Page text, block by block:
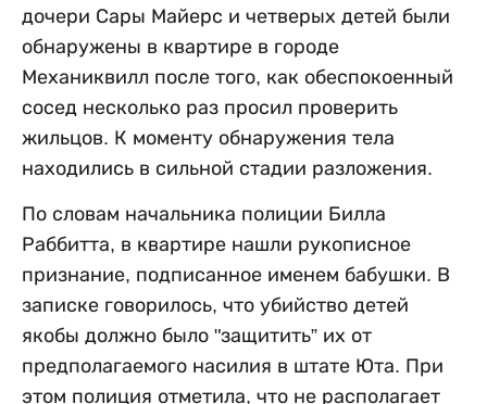
дочери Сары Майерс и четверых детей были
обнаружены в квартире в городе
Механиквилл после того, как обеспокоенный
сосед несколько раз просил проверить
жильцов. К моменту обнаружения тела
находились в сильной стадии разложения.
По словам начальника полиции Билла
Раббитта, в квартире нашли рукописное
признание, подписанное именем бабушки. В
записке говорилось, что убийство детей
якобы должно было "защитить” их от
предполагаемого насилия в штате Юта. При
этом полиция отметила, что не располагает